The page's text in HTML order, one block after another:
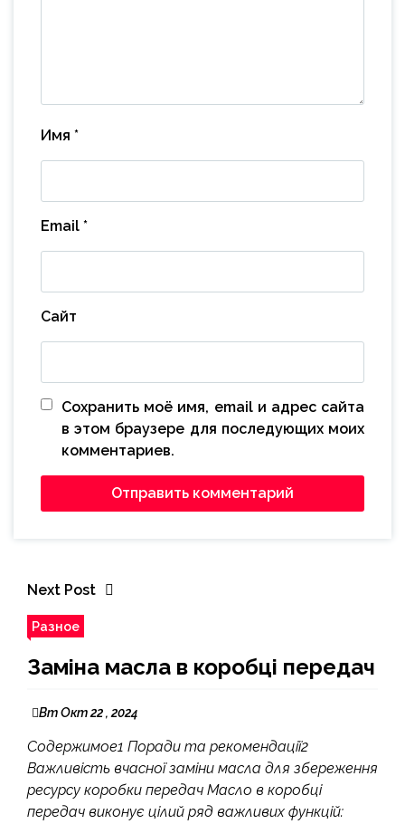
Имя *
Email *
Сайт
Сохранить моё имя, email и адрес сайта
в этом браузере для последующих моих
комментариев.
Next Post
Разное
Заміна масла в коробці передач
Вт Окт 22 , 2024
Содержимое1 Поради та рекомендації2
Важливість вчасної заміни масла для збереження
ресурсу коробки передач Масло в коробці
передач виконує цілий ряд важливих функцій: